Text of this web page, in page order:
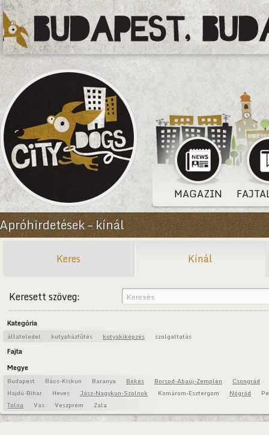
MAGAZIN
Apróhirdetések – kínál
Keres Kínál
Keresett szöveg:
Kategória
állateledel kutyaházfűtés kutyakiképzés szolgaltatás
Fajta
Megye
Budapest Bács-Kiskun Baranya Békés Borsod-Abaúj-Zemplén
Csongrád
Hajdú-Bihar
Heves Jász-Nagykun-Szolnok Komárom-Esztergom Nógrád
Tolna
Vas Veszprém Zala